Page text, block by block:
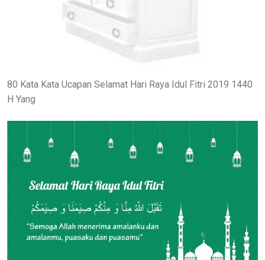
80 Kata Kata Ucapan Selamat Hari Raya Idul Fitri 2019 1440
H Yang